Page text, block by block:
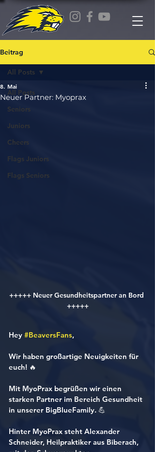
Beitrag
All Posts
Seniors
Juniors
Cheers
Flags Juniors
Flags Seniors
All Posts
Neuer Partner: Myoprax
8. Mai
+++++ Neuer Gesundheitspartner an Bord
+++++
Hey #BeaversFans,
Wir haben großartige Neuigkeiten für
euch! 🔥
Mit MyoPrax begrüßen wir einen
starken Partner im Bereich Gesundheit
in unserer BigBlueFamily. 💪
Hinter MyoPrax steht Alexander
Schneider, Heilpraktiker aus Biberach,